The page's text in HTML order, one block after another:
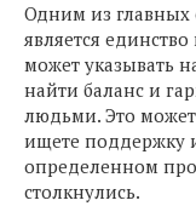
Одним из главных
является
может указывать
найти баланс и
людьми. Это
ищете поддержку
определенном
столкнулись.